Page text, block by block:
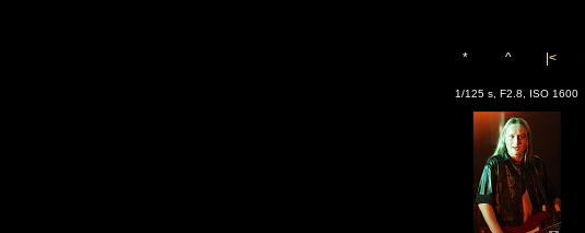
* ^ |<
1/125 s, F2.8, ISO 1600